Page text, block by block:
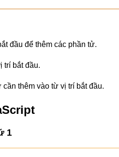
đầu để thêm các phần tử.
trí bắt đầu.
cần thêm vào từ vị trí bắt đầu.
1